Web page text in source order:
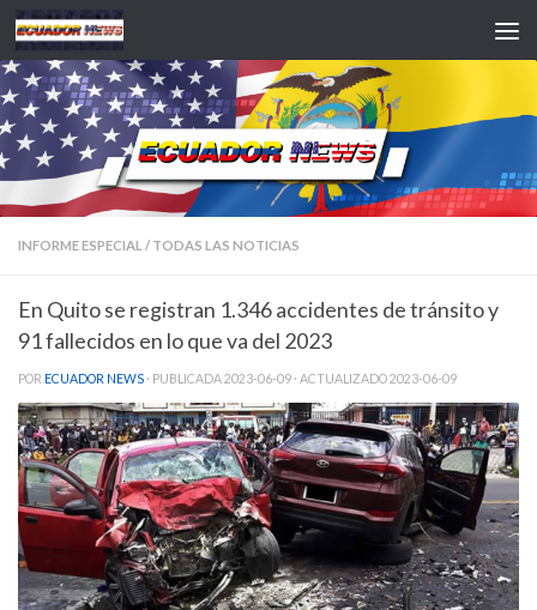
Saltar al contenido
INFORME ESPECIAL / TODAS LAS NOTICIAS
En Quito se registran 1.346 accidentes de tránsito y
91 fallecidos en lo que va del 2023
POR ECUADOR NEWS · PUBLICADA2023-06-09 · ACTUALIZADO2023-06-09